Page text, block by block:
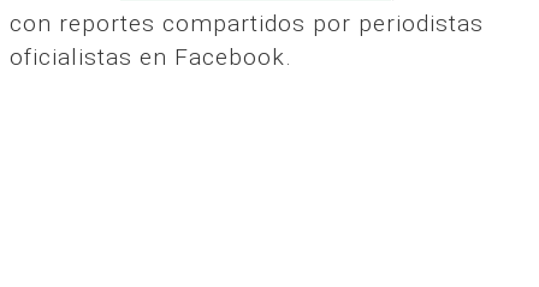
con reportes compartidos por periodistas
oficialistas en Facebook.